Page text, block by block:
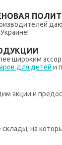
широким
для детей и
акции и
склады, на